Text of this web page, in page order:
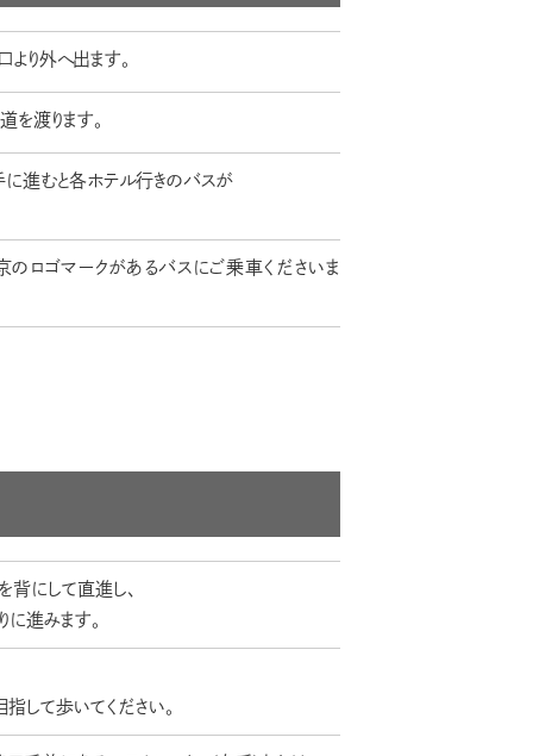
り外へ出ます。
渡ります。
進むと各ホテル行きのバスが
ロゴマークがあるバスにご乗車くださいま
背にして直進し、
進みます。
して歩いてください。